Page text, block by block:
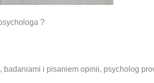
?
i pisaniem opinii, psycholog